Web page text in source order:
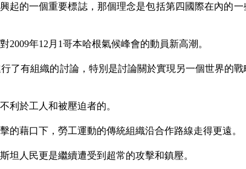
起的一個重要標誌，那個理念是包括第四國際在內的
2009年12 月 1哥本哈根氣候峰會的動員新高潮。
了有組織的討論，特別是討論關於實現另一個世界的
利於工人和被壓迫者的。
藉口下，勞工運動的傳統組織沿合作路線走得更遠。
坦人民更是繼續遭受到超常的攻擊和鎮壓。